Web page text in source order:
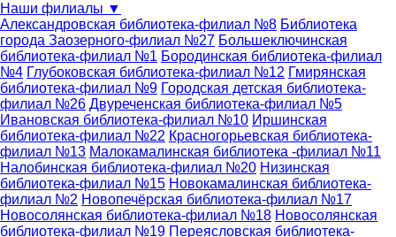
Наши филиалы ▼
Александровская библиотека-филиал №8 Библиотека
города Заозерного-филиал №27 Большеключинская
библиотека-филиал №1 Бородинская библиотека-филиал
№4 Глубоковская библиотека-филиал №12 Гмирянская
библиотека-филиал №9 Городская детская библиотека-
филиал №26 Двуреченская библиотека-филиал №5
Ивановская библиотека-филиал №10 Иршинская
библиотека-филиал №22 Красногорьевская библиотека-
филиал №13 Малокамалинская библиотека -филиал №11
Налобинская библиотека-филиал №20 Низинская
библиотека-филиал №15 Новокамалинская библиотека-
филиал №2 Новопечёрская библиотека-филиал №17
Новосолянская библиотека-филиал №18 Новосолянская
библиотека-филиал №19 Переясловская библиотека-